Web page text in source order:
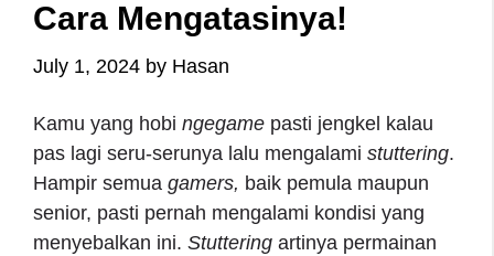
Cara Mengatasinya!
July 1, 2024 by Hasan
Kamu yang hobi ngegame pasti jengkel kalau
pas lagi seru-serunya lalu mengalami stuttering.
Hampir semua gamers, baik pemula maupun
senior, pasti pernah mengalami kondisi yang
menyebalkan ini. Stuttering artinya permainan